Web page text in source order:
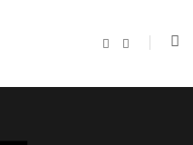
b
a